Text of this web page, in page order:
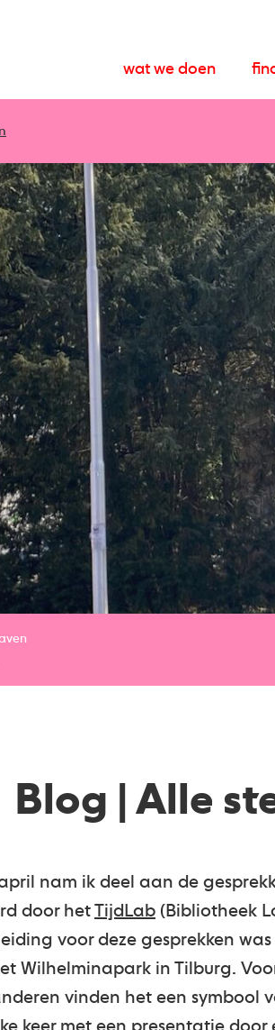
wat we doen
Blog | Alle
nam ik deel aan de
door het TijdLab (Bibliotheek
voor deze gesprekken
Wilhelminapark in Tilburg.
vinden het een symbool